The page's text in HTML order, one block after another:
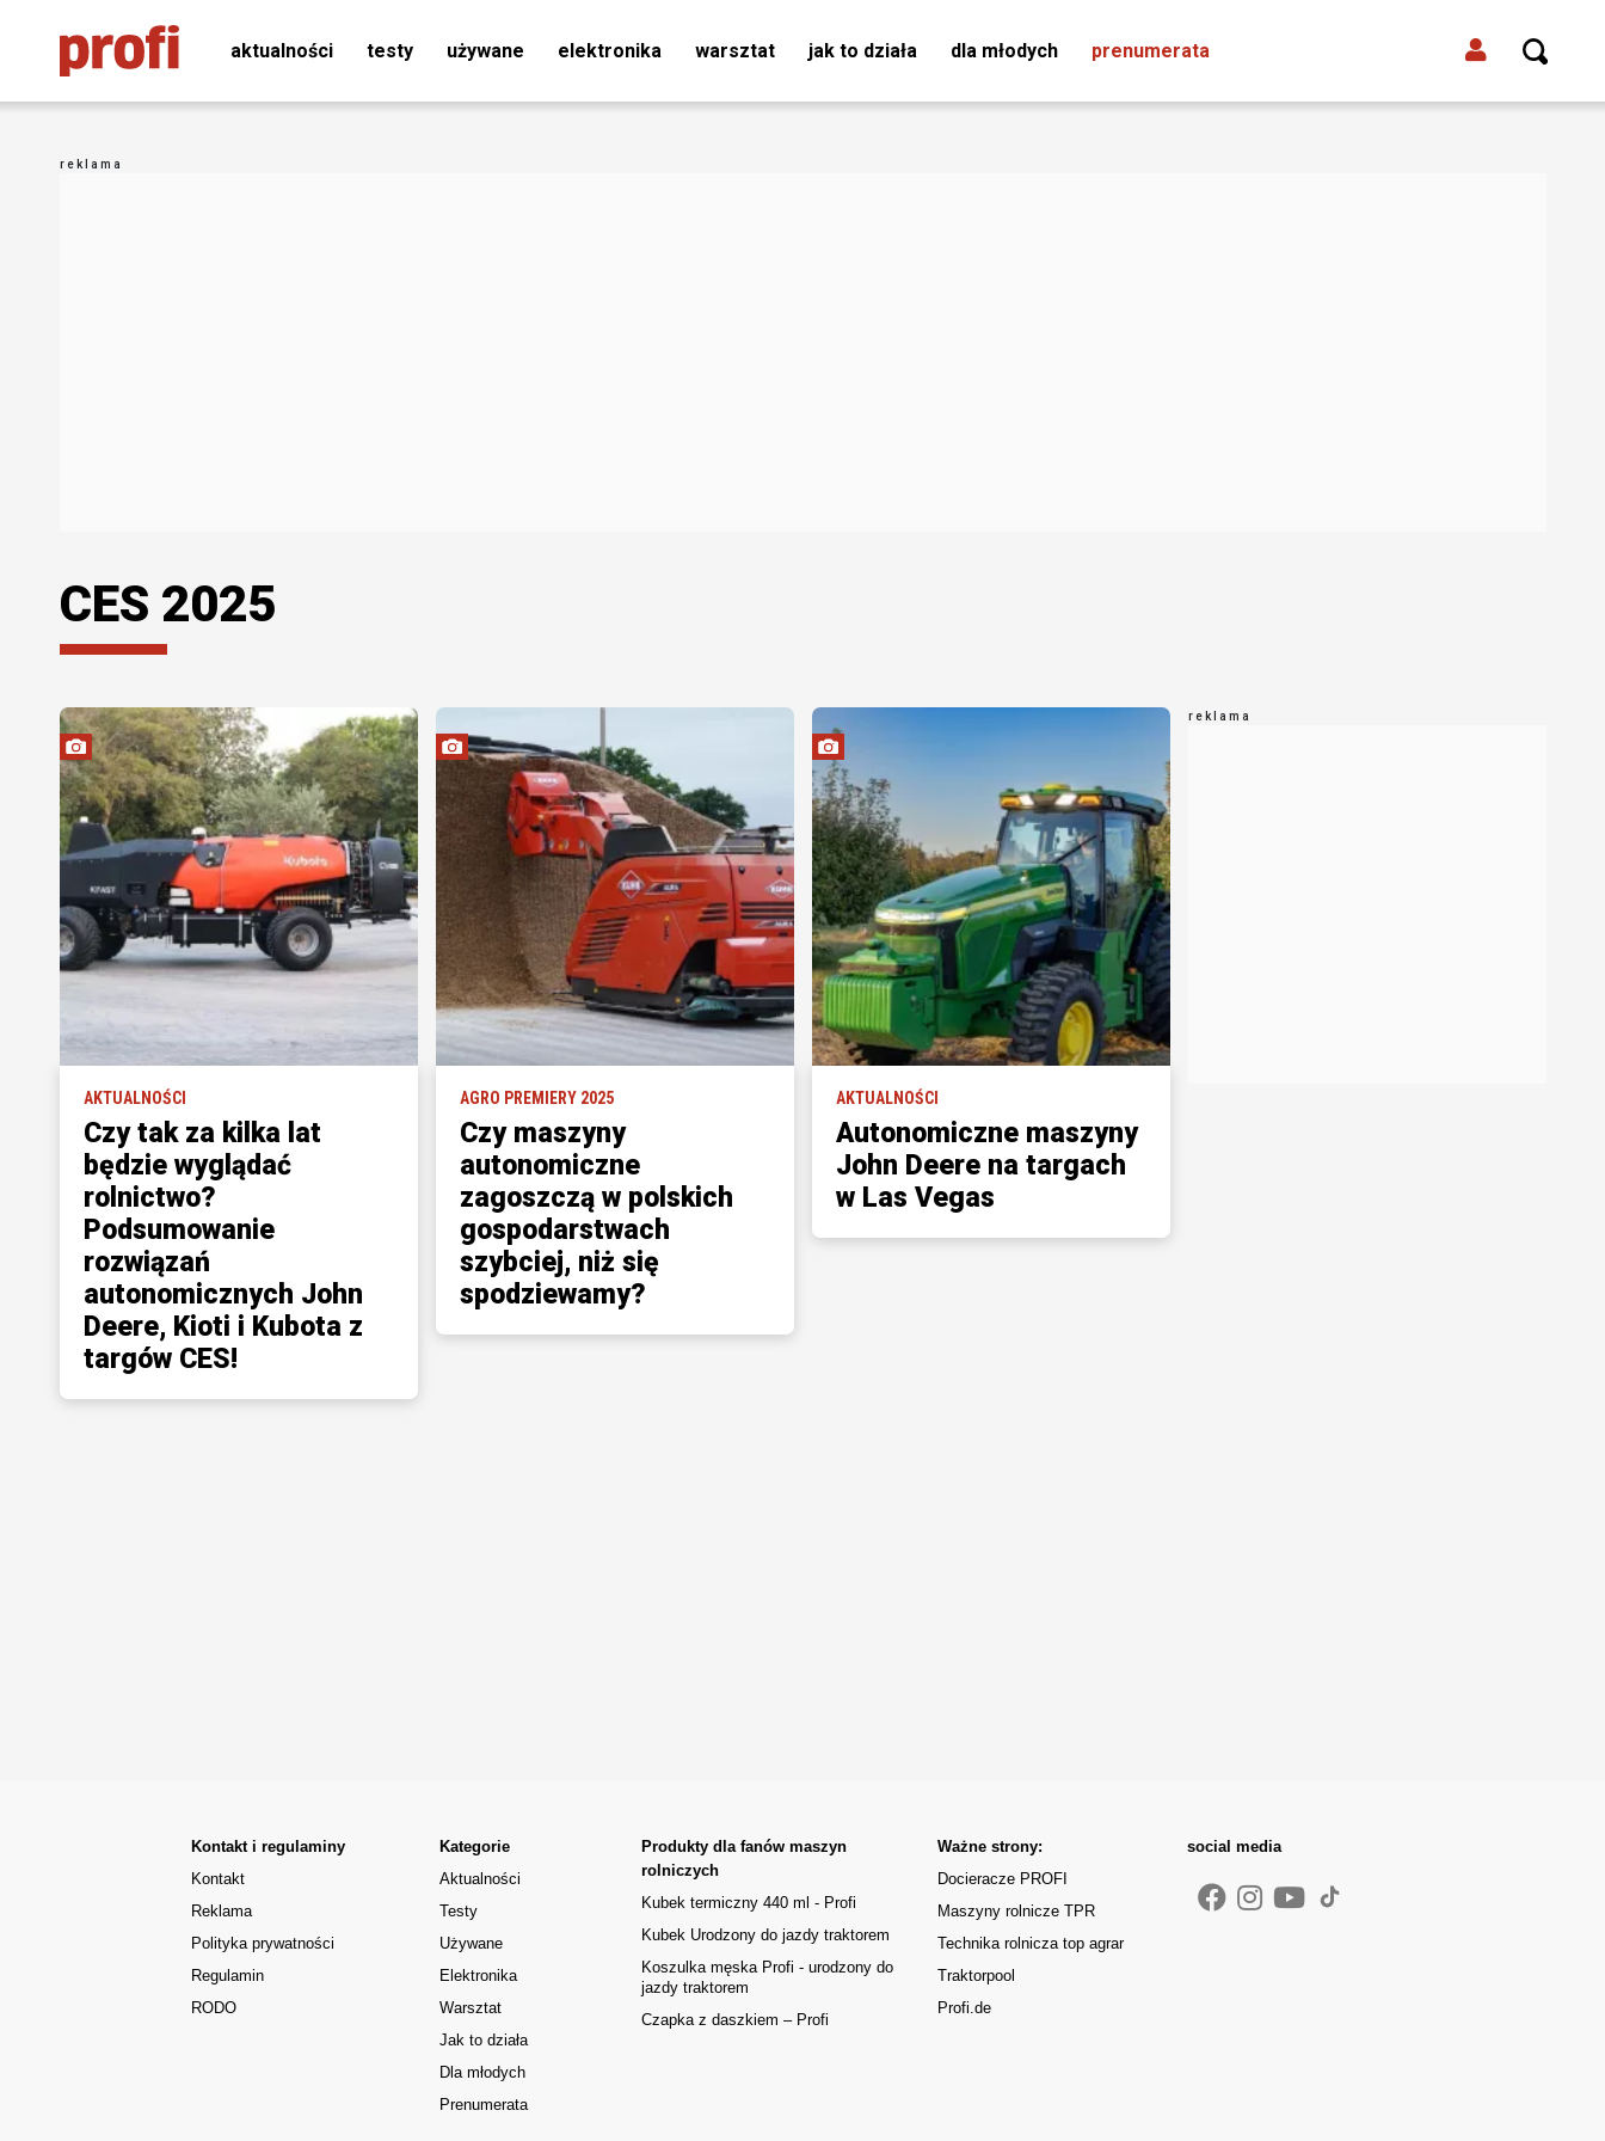
aktualności testy używane elektronika warsztat jak to działa dla młodych prenumerata
CES 2025
AKTUALNOŚCI
Czy tak za kilka lat
będzie wyglądać
rolnictwo?
Podsumowanie
rozwiązań
autonomicznych John
Deere, Kioti i Kubota z
targów CES!
AGRO PREMIERY 2025
Czy maszyny
autonomiczne
zagoszczą w polskich
gospodarstwach
szybciej, niż się
spodziewamy?
AKTUALNOŚCI
Autonomiczne maszyny
John Deere na targach
w Las Vegas
Kontakt i regulaminy
Kontakt
Reklama
Polityka prywatności
Regulamin
RODO
Kategorie
Aktualności
Testy
Używane
Elektronika
Warsztat
Jak to działa
Dla młodych
Prenumerata
Produkty dla fanów maszyn
rolniczych
Kubek termiczny 440 ml - Profi
Kubek Urodzony do jazdy traktorem
Koszulka męska Profi - urodzony do
jazdy traktorem
Czapka z daszkiem – Profi
Ważne strony:
Docieracze PROFI
Maszyny rolnicze TPR
Technika rolnicza top agrar
Traktorpool
Profi.de
social media